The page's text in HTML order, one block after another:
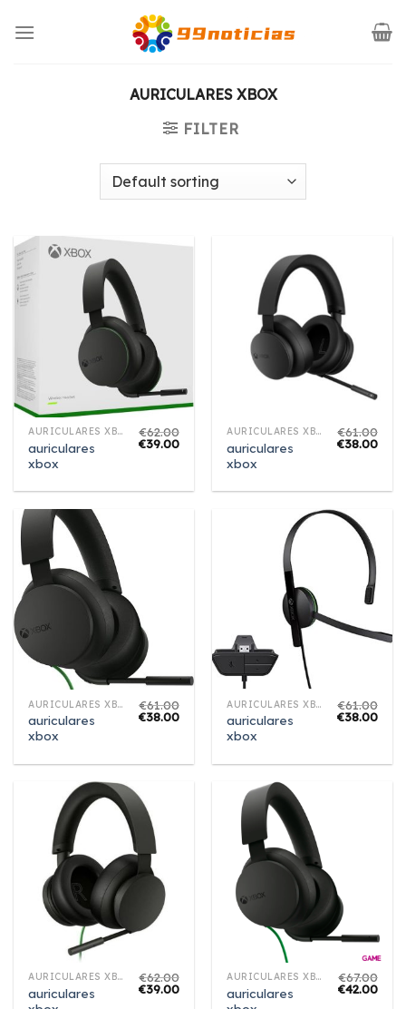
AURICULARES XBOX
FILTER
AURICULARES XBOX
auriculares
xbox
€62.00
€39.00
AURICULARES XBOX
auriculares
xbox
€61.00
€38.00
AURICULARES XBOX
auriculares
xbox
€61.00
€38.00
AURICULARES XBOX
auriculares
xbox
€61.00
€38.00
AURICULARES XBOX
auriculares
€62.00
€39.00
AURICULARES XBOX
auriculares
€67.00
€42.00